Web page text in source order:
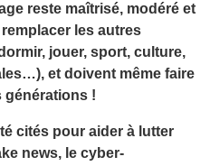
reste maîtrisé, modéré et
les autres
jouer, sport, culture,
et doivent même faire
générations !
cités pour aider à lutter
news, le cyber-